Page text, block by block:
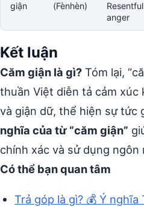
giận
(Fènhèn)
Resentful
anger
Kết luận
Căm giận là gì? Tóm lại,
thuần Việt diễn tả cảm xúc
và giận dữ, thể hiện sự tức
nghĩa của từ “căm giận”
chính xác và sử dụng
Có thể bạn quan tâm
Trả góp là gì? 💰 Ý nghĩa